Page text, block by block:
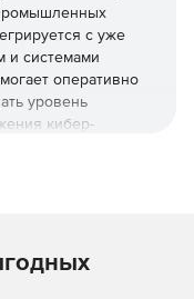
с уже
и системами
оперативно
уровень
кибер-
с внутренних